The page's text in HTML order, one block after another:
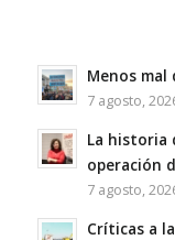
Menos mal
7 agosto,
La historia
operación
7 agosto,
Críticas a